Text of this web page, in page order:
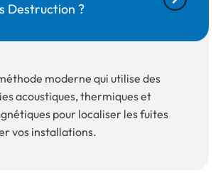
Destruction ?
moderne qui utilise des
acoustiques, thermiques et
pour localiser les fuites
vos installations.